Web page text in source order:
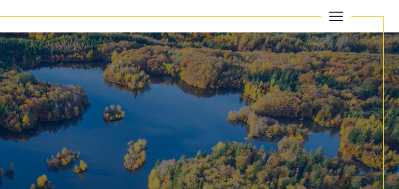
Estimer
BUDGET filtrer
voir les144annonces
Réinitialiser les filtres